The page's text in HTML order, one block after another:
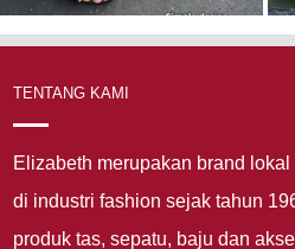
TENTANG KAMI
Elizabeth merupakan brand
di industri fashion sejak tahun
produk tas, sepatu, baju dan